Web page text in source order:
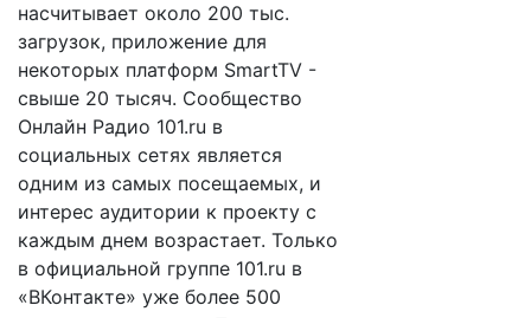
насчитывает около 200 тыс.
загрузок, приложение для
некоторых платформ SmartTV -
свыше 20 тысяч. Сообщество
Онлайн Радио 101.ru в
социальных сетях является
одним из самых посещаемых, и
интерес аудитории к проекту с
каждым днем возрастает. Только
в официальной группе 101.ru в
«ВКонтакте» уже более 500